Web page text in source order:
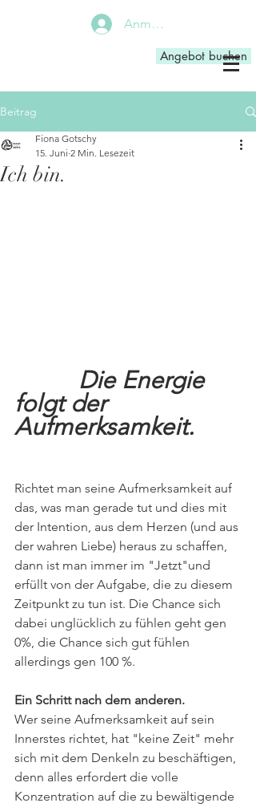
Anmelden
Angebot buchen
Beitrag
Ich bin.
Fiona Gotschy
15. Juni 2 Min. Lesezeit
folgt der
Aufmerksamkeit.
Richtet man seine Aufmerksamkeit auf
das, was man gerade tut und dies mit
der Intention, aus dem Herzen (und aus
der wahren Liebe) heraus zu schaffen,
dann ist man immer im "Jetzt"und
erfüllt von der Aufgabe, die zu diesem
Zeitpunkt zu tun ist. Die Chance sich
dabei unglücklich zu fühlen geht gen
0%, die Chance sich gut fühlen
allerdings gen 100 %.
Ein Schritt nach dem anderen.
Wer seine Aufmerksamkeit auf sein
Innerstes richtet, hat "keine Zeit" mehr
sich mit dem Denkeln zu beschäftigen,
denn alles erfordert die volle
Konzentration auf die zu bewältigende